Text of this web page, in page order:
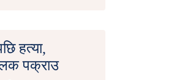
हत्या,
पक्राउ